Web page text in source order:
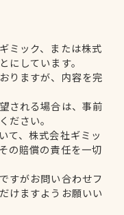
ミック、または株式
にしています。
りますが、内容を完
される場合は、事前
ださい。
て、株式会社ギミッ
の賠償の責任を一切
すがお問い合わせフ
けますようお願いい